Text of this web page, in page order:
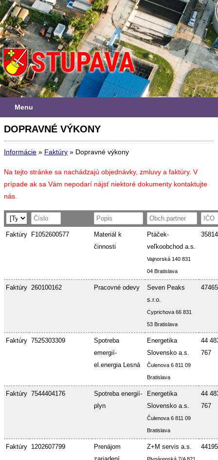
Menu
DOPRAVNÉ VÝKONY
Informácie » Faktúry » Dopravné výkony
Na tejto stránke sa nachádzajú objednávky, zmluvy a faktúry. V
prípade ak sa Vám nepodarí nájsť niektoré dokumenty kontaktujte
nás.
Faktúry F1052600577
Materiál k
činnosti
Ptáček-
veľkoobchod a.s.
Vajnorská 140 831
04 Bratislava
Faktúry 260100162 Pracovné odevy
Seven Peaks
s.r.o.
Cyprichova 66 831
53 Bratislava
Faktúry 7525303309
Spotreba
emergií-
el.energia Lesná
Energetika
Slovensko a.s.
Čulenova 6 811 09
Bratislava
44
767
Faktúry 7544404176
Spotreba energií-
plyn
Energetika
Slovensko a.s.
Čulenova 6 811 09
Bratislava
44
767
Faktúry 1202607799
Prenájom
Z+M servis a.s.